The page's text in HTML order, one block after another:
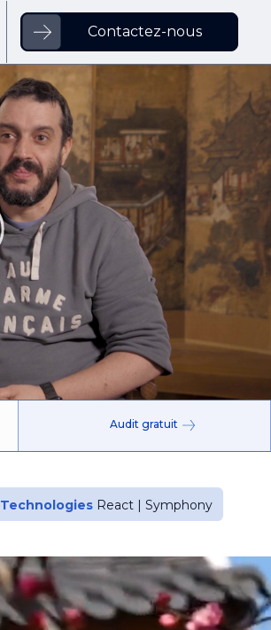
Contactez-nous
Audit gratuit
Technologies React | Symphony